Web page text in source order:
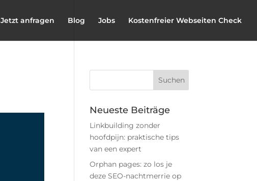
Jetzt anfragen Blog Jobs Kostenfreier Webseiten Check
Neueste Beiträge
Linkbuilding zonder
hoofdpijn: praktische tips
van een expert
Orphan pages: zo los je
deze SEO-nachtmerrie op